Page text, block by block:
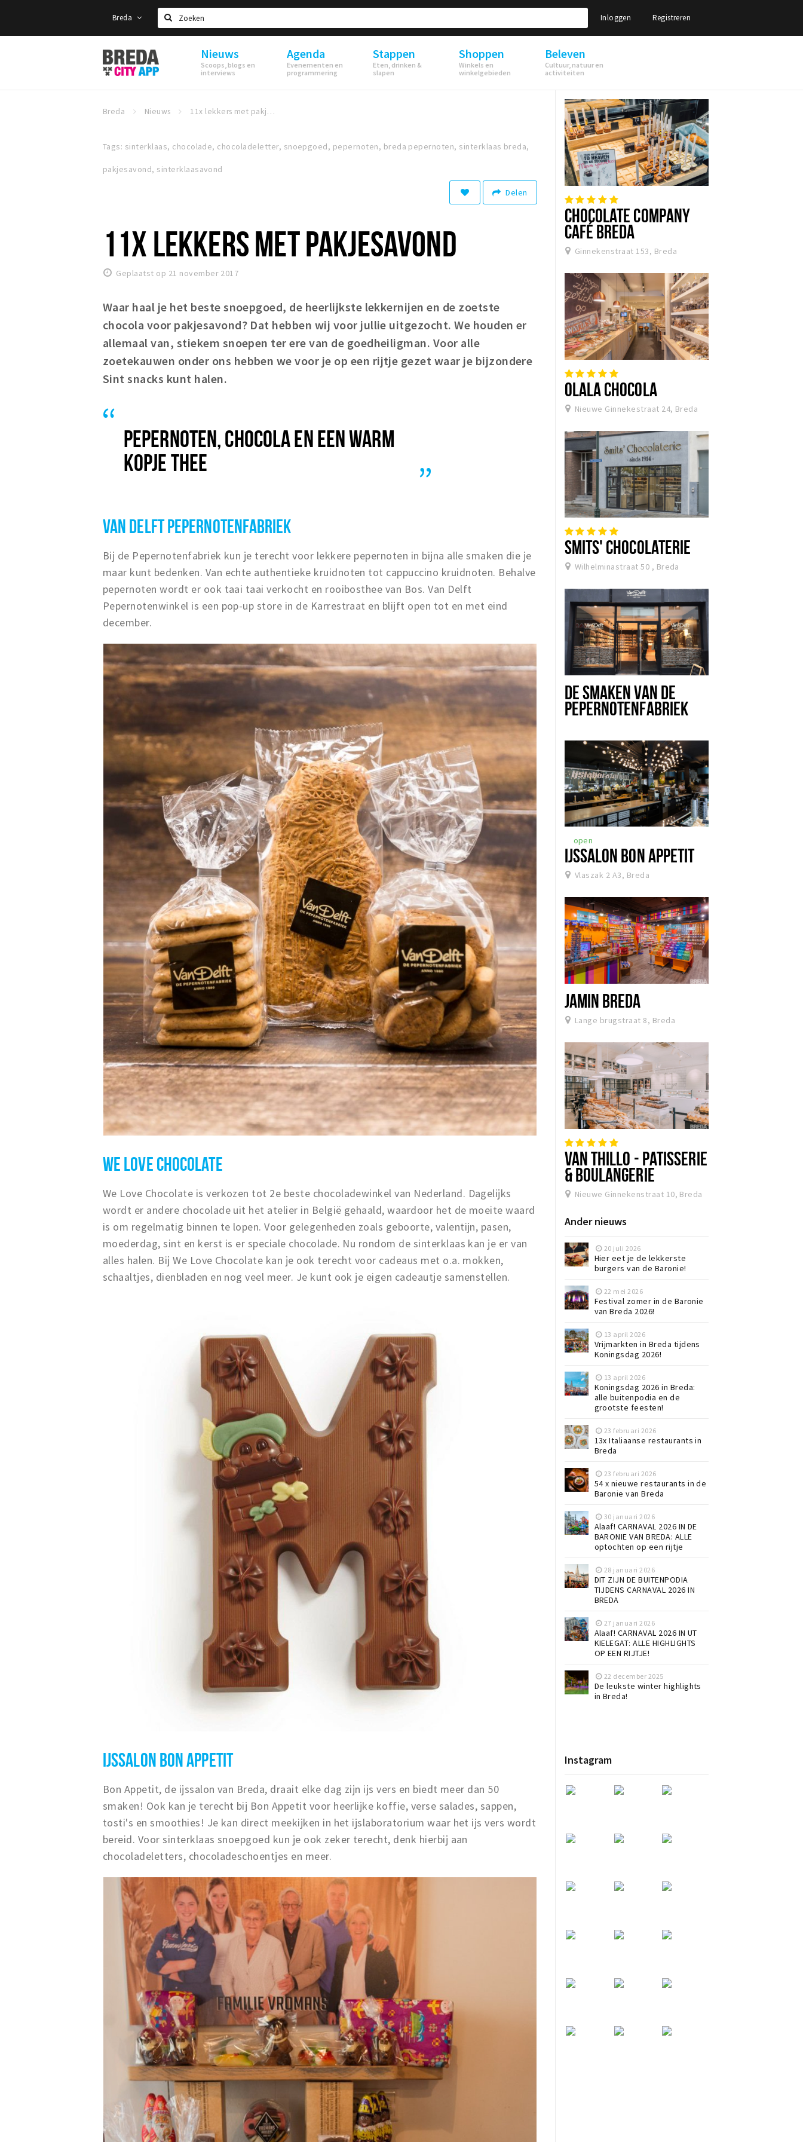
Breda
Zoeken
Inloggen Registreren
Stappen
&
Shoppen
Nieuws
Scoops, blogs en
interviews
Agenda
Evenementen en
programmering
Stappen
Eten, drinken &
slapen
Shoppen
Winkels en
winkelgebieden
Beleven
Cultuur, natuur en
activiteiten
Breda Nieuws 11x lekkers met pakjesavond
Tags: sinterklaas, chocolade, chocoladeletter, snoepgoed, pepernoten, breda pepernoten, sinterklaas breda,
pakjesavond, sinterklaasavond
Delen
11X LEKKERS MET PAKJESAVOND
Geplaatst op 21 november 2017
Waar haal je het beste snoepgoed, de heerlijkste lekkernijen en de zoetste
chocola voor pakjesavond? Dat hebben wij voor jullie uitgezocht. We houden er
allemaal van, stiekem snoepen ter ere van de goedheiligman. Voor alle
zoetekauwen onder ons hebben we voor je op een rijtje gezet waar je bijzondere
Sint snacks kunt halen.
PEPERNOTEN, CHOCOLA EN EEN WARM
KOPJE THEE
VAN DELFT PEPERNOTENFABRIEK
Bij de Pepernotenfabriek kun je terecht voor lekkere pepernoten in bijna alle smaken die je
maar kunt bedenken. Van echte authentieke kruidnoten tot cappuccino kruidnoten. Behalve
pepernoten wordt er ook taai taai verkocht en rooibosthee van Bos. Van Delft
Pepernotenwinkel is een pop-up store in de Karrestraat en blijft open tot en met eind
december.
WE LOVE CHOCOLATE
We Love Chocolate is verkozen tot 2e beste chocoladewinkel van Nederland. Dagelijks
wordt er andere chocolade uit het atelier in België gehaald, waardoor het de moeite waard
is om regelmatig binnen te lopen. Voor gelegenheden zoals geboorte, valentijn, pasen,
moederdag, sint en kerst is er speciale chocolade. Nu rondom de sinterklaas kan je er van
alles halen. Bij We Love Chocolate kan je ook terecht voor cadeaus met o.a. mokken,
schaaltjes, dienbladen en nog veel meer. Je kunt ook je eigen cadeautje samenstellen.
IJSSALON BON APPETIT
Bon Appetit, de ijssalon van Breda, draait elke dag zijn ijs vers en biedt meer dan 50
smaken! Ook kan je terecht bij Bon Appetit voor heerlijke koffie, verse salades, sappen,
tosti's en smoothies! Je kan direct meekijken in het ijslaboratorium waar het ijs vers wordt
bereid. Voor sinterklaas snoepgoed kun je ook zeker terecht, denk hierbij aan
chocoladeletters, chocoladeschoentjes en meer.
CHOCOLATE COMPANY
CAFÉ BREDA
Ginnekenstraat 153, Breda
OLALA CHOCOLA
Nieuwe Ginnekestraat 24, Breda
SMITS' CHOCOLATERIE
Wilhelminastraat 50 , Breda
DE SMAKEN VAN DE
PEPERNOTENFABRIEK
open
IJSSALON BON APPETIT
Vlaszak 2 A3, Breda
JAMIN BREDA
Lange brugstraat 8, Breda
VAN THILLO - PATISSERIE
& BOULANGERIE
Nieuwe Ginnekenstraat 10, Breda
Ander nieuws
20 juli 2026
Hier eet je de lekkerste
burgers van de Baronie!
22 mei 2026
Festival zomer in de Baronie
van Breda 2026!
13 april 2026
Vrijmarkten in Breda tijdens
Koningsdag 2026!
13 april 2026
Koningsdag 2026 in Breda:
alle buitenpodia en de
grootste feesten!
23 februari 2026
13x Italiaanse restaurants in
Breda
23 februari 2026
54 x nieuwe restaurants in de
Baronie van Breda
30 januari 2026
Alaaf! CARNAVAL 2026 IN DE
BARONIE VAN BREDA: ALLE
optochten op een rijtje
28 januari 2026
DIT ZIJN DE BUITENPODIA
TIJDENS CARNAVAL 2026 IN
BREDA
27 januari 2026
Alaaf! CARNAVAL 2026 IN UT
KIELEGAT: ALLE HIGHLIGHTS
OP EEN RIJTJE!
22 december 2025
De leukste winter highlights
in Breda!
Instagram